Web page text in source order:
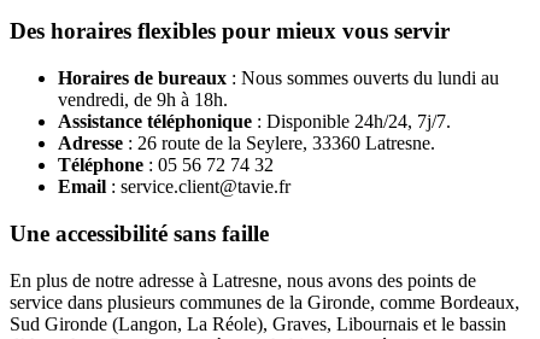
Des horaires flexibles pour mieux vous servir
Horaires de bureaux : Nous sommes ouverts du lundi au
vendredi, de 9h à 18h.
Assistance téléphonique : Disponible 24h/24, 7j/7.
Adresse : 26 route de la Seylere, 33360 Latresne.
Téléphone : 05 56 72 74 32
Email : service.client@tavie.fr
Une accessibilité sans faille
En plus de notre adresse à Latresne, nous avons des points de
service dans plusieurs communes de la Gironde, comme Bordeaux,
Sud Gironde (Langon, La Réole), Graves, Libournais et le bassin